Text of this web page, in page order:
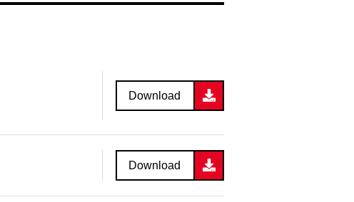
Download
Download